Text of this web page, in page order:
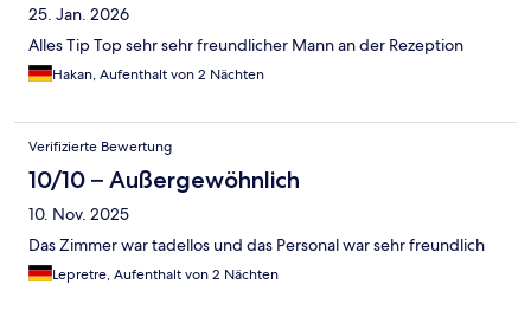
25. Jan. 2026
Alles Tip Top sehr sehr freundlicher Mann an der Rezeption
Hakan, Aufenthalt von 2 Nächten
Verifizierte Bewertung
10/10 – Außergewöhnlich
10. Nov. 2025
Das Zimmer war tadellos und das Personal war sehr freundlich
Lepretre, Aufenthalt von 2 Nächten